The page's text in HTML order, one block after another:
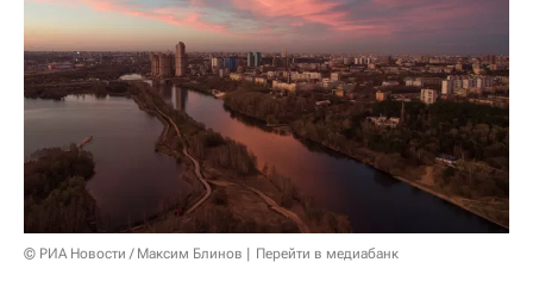
© РИА Новости / Максим Блинов Перейти в медиабанк